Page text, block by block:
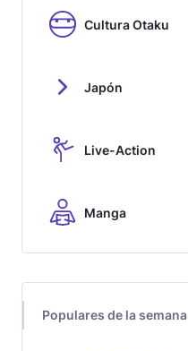
Cultura Otaku
Japón
Live-Action
Manga
Populares de la semana